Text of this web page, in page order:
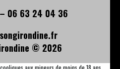
06 63 24 04 36
© 2026
aux mineurs de moins de 18 ans.